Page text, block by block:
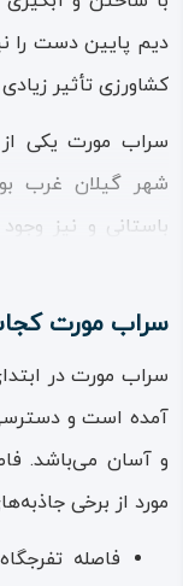
دیم پایین دست را
کشاورزی تأثیر
سراب مورت یکی
شهر گیلان غرب
باستانی و نیز
مردم شهر گیلان
یکی از مکان‌های
ایام سال، در
گردشگاه طبیعی
دریاچه می‌پردازند.
بوته‌های مورت به
سراب مورت
سراب مورت در
آمده است و
و آسان می‌باشد.
مورد از برخی
فاصله